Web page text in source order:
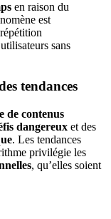
en raison du
est
sans
tendances
de contenus
dangereux et des
. Les tendances
privilégie les
, qu’elles soient